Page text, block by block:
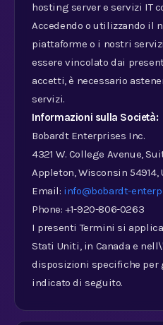
hosting server e servizi IT
Accedendo o utilizzando il
piattaforme o i nostri
essere vincolato dai
accetti, è necessario
servizi.
Informazioni sulla Società:
Bobardt Enterprises Inc.
4321 W. College Avenue,
Appleton, Wisconsin 54914,
Email: info@bobardt-
Phone: +1-920-806-0263
I presenti Termini si
Stati Uniti, in Canada e
disposizioni specifiche per
indicato di seguito.